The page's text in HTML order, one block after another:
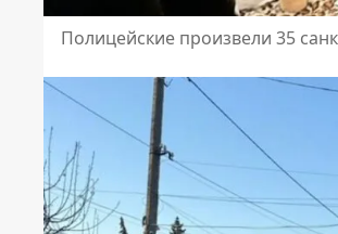
Полицейские произвели 35